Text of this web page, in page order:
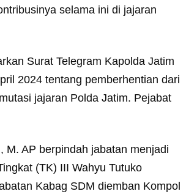
selama ini di jajaran
Surat Telegram Kapolda Jatim
2024 tentang pemberhentian dari
jajaran Polda Jatim. Pejabat
M. AP berpindah jabatan menjadi
(TK) III Wahyu Tutuko
Kabag SDM diemban Kompol